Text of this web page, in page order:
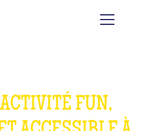
FUN,